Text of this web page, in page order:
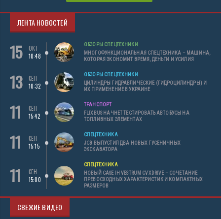
ЛЕНТА НОВОСТЕЙ
15
ОКТ
10:48
ОБЗОРЫ СПЕЦТЕХНИКИ
МНОГОФУНКЦИОНАЛЬНАЯ СПЕЦТЕХНИКА – МАШИНА,
КОТОРАЯ ЭКОНОМИТ ВРЕМЯ, ДЕНЬГИ И УСИЛИЯ
13
СЕН
10:32
ОБЗОРЫ СПЕЦТЕХНИКИ
ЦИЛИНДРЫ ГИДРАВЛИЧЕСКИЕ (ГИДРОЦИЛИНДРЫ) И
ИХ ПРИМЕНЕНИЕ В УКРАИНЕ
11
СЕН
15:42
ТРАНСПОРТ
FLIXBUS НАЧНЕТ ТЕСТИРОВАТЬ АВТОБУСЫ НА
ТОПЛИВНЫХ ЭЛЕМЕНТАХ
11
СЕН
15:15
СПЕЦТЕХНИКА
JCB ВЫПУСТИЛ ДВА НОВЫХ ГУСЕНИЧНЫХ
ЭКСКАВАТОРА
11
СЕН
15:00
СПЕЦТЕХНИКА
НОВЫЙ CASE IH VESTRUM CVXDRIVE – СОЧЕТАНИЕ
ПРЕВОСХОДНЫХ ХАРАКТЕРИСТИК И КОМПАКТНЫХ
РАЗМЕРОВ
СВЕЖИЕ ВИДЕО